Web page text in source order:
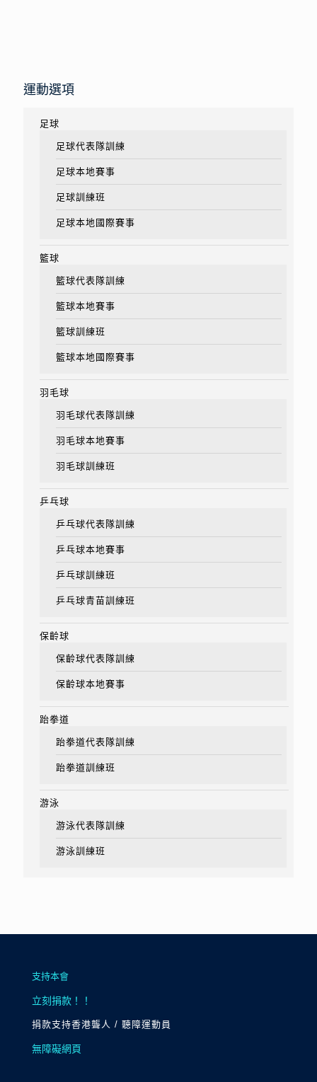
運動選項
足球
足球代表隊訓練
足球本地賽事
足球訓練班
足球本地國際賽事
籃球
籃球代表隊訓練
籃球本地賽事
籃球訓練班
籃球本地國際賽事
羽毛球
羽毛球代表隊訓練
羽毛球本地賽事
羽毛球訓練班
乒乓球
乒乓球代表隊訓練
乒乓球本地賽事
乒乓球訓練班
乒乓球青苗訓練班
保齡球
保齡球代表隊訓練
保齡球本地賽事
跆拳道
跆拳道代表隊訓練
跆拳道訓練班
游泳
游泳代表隊訓練
游泳訓練班
支持本會
立刻捐款！！
捐款支持香港聾人 / 聽障運動員
無障礙網頁